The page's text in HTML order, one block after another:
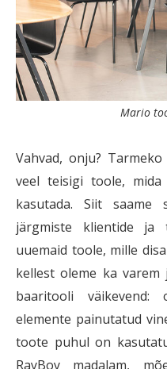
Mario
Vahvad, onju?
veel teisigi toole,
kasutada. Siit saame
järgmiste klientide ja
uuemaid toole, mille
kellest oleme ka varem
baaritooli väikevend:
elemente painutatud
toote puhul on
RayBoy madalam,